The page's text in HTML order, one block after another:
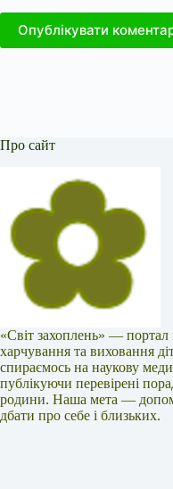
Опублікувати
Про сайт
«Світ захоплень» — портал
харчування та виховання
спираємось на наукову
публікуючи перевірені
родини. Наша мета —
дбати про себе і близьких.